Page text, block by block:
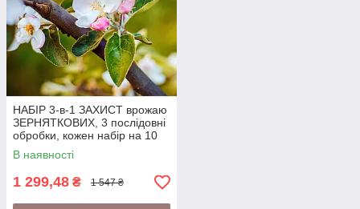
НАБІР 3-в-1 ЗАХИСТ врожаю
ЗЕРНЯТКОВИХ, 3 послідовні
обробки, кожен набір на 10
літрів
В наявності
1 299,48 ₴ 1 547 ₴